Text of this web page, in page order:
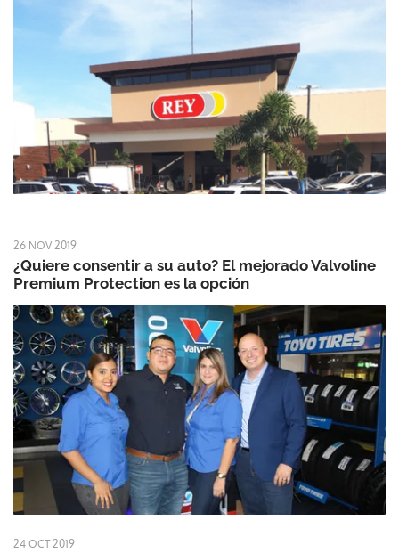
26 NOV 2019
¿Quiere consentir a su auto? El mejorado Valvoline
Premium Protection es la opción
24 OCT 2019